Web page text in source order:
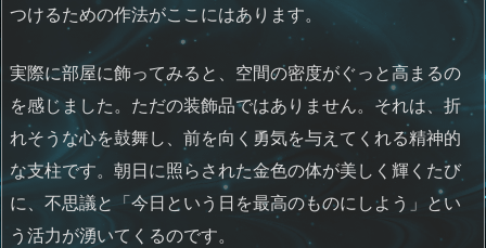
つけるための作法がここにはあります。
実際に部屋に飾ってみると、空間の密度がぐっと高まるの
を感じました。ただの装飾品ではありません。それは、折
れそうな心を鼓舞し、前を向く勇気を与えてくれる精神的
な支柱です。朝日に照らされた金色の体が美しく輝くたび
に、不思議と「今日という日を最高のものにしよう」とい
う活力が湧いてくるのです。